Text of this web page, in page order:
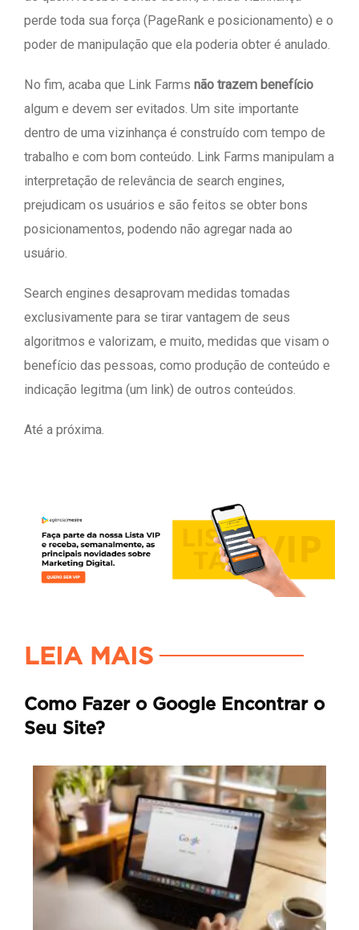
perde toda sua força (PageRank e posicionamento) e o
poder de manipulação que ela poderia obter é anulado.
No fim, acaba que Link Farms não trazem benefício
algum e devem ser evitados. Um site importante
dentro de uma vizinhança é construído com tempo de
trabalho e com bom conteúdo. Link Farms manipulam a
interpretação de relevância de search engines,
prejudicam os usuários e são feitos se obter bons
posicionamentos, podendo não agregar nada ao
usuário.
Search engines desaprovam medidas tomadas
exclusivamente para se tirar vantagem de seus
algoritmos e valorizam, e muito, medidas que visam o
benefício das pessoas, como produção de conteúdo e
indicação legitma (um link) de outros conteúdos.
Até a próxima.
LEIA MAIS
Como Fazer o Google Encontrar o
Seu Site?